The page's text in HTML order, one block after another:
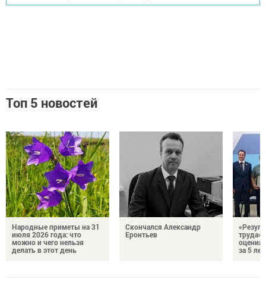
Топ 5 новостей
Народные приметы на 31
июля 2026 года: что
можно и чего нельзя
делать в этот день
Скончался Александр
Еронтьев
за 5 лет